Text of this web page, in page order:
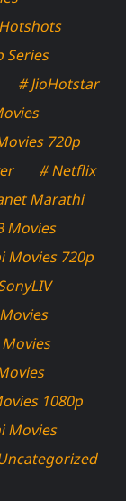
Series
# JioHotstar
720p
# Netflix
Marathi
Movies
Movies 720p
1080p
Movies